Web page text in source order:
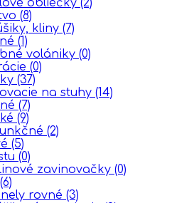
(8)
kliny (7)
(1)
volániky (0)
(0)
(37)
na stuhy (14)
(7)
(9)
(2)
(5)
(0)
zavinovačky (0)
(6)
rovné (3)